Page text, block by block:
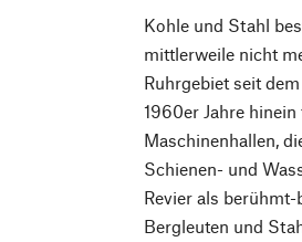
Kohle und Stahl
mittlerweile nicht
Ruhrgebiet seit
1960er Jahre
Maschinenhallen,
Schienen- und
Revier als
Bergleuten und